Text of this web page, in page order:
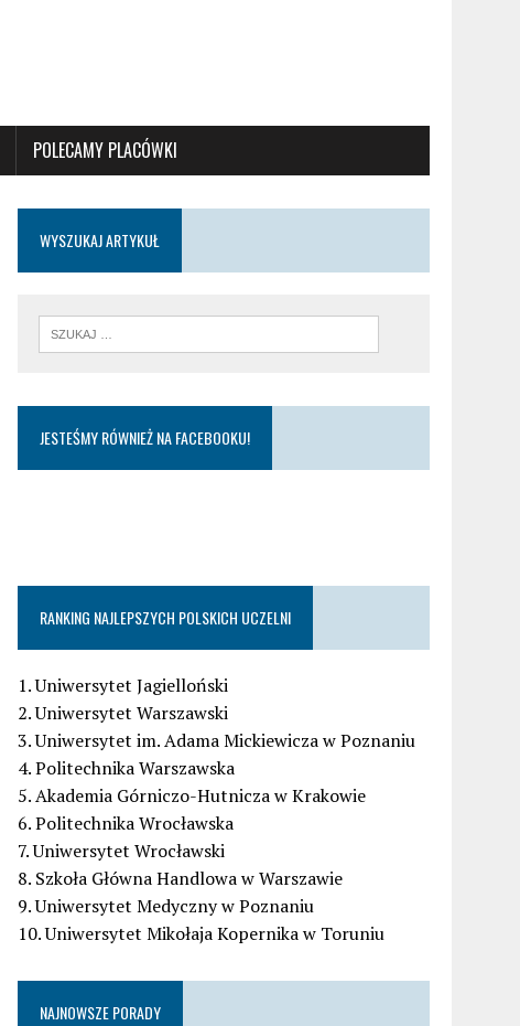
POLECAMY PLACÓWKI
WYSZUKAJ ARTYKUŁ
JESTEŚMY RÓWNIEŻ NA FACEBOOKU!
RANKING NAJLEPSZYCH POLSKICH UCZELNI
1. Uniwersytet Jagielloński
2. Uniwersytet Warszawski
3. Uniwersytet im. Adama Mickiewicza w Poznaniu
4. Politechnika Warszawska
5. Akademia Górniczo-Hutnicza w Krakowie
6. Politechnika Wrocławska
7. Uniwersytet Wrocławski
8. Szkoła Główna Handlowa w Warszawie
9. Uniwersytet Medyczny w Poznaniu
10. Uniwersytet Mikołaja Kopernika w Toruniu
NAJNOWSZE PORADY